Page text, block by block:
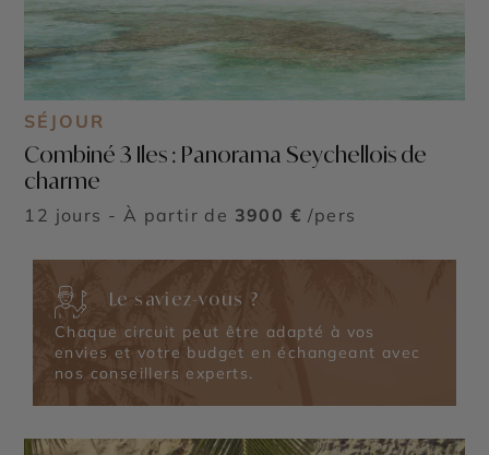
SÉJOUR
Combiné 3 Iles : Panorama Seychellois de
charme
12 jours - À partir de 3900 € /pers
Le saviez-vous ?
Chaque circuit peut être adapté à vos
envies et votre budget en échangeant avec
nos conseillers experts.